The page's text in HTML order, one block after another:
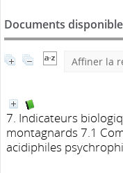
Documents
Affiner la
7. Indicateurs
montagnards 7.1
acidiphiles